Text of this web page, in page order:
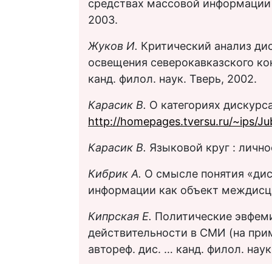
средствах массовой
2003.
Жуков И. Критический анализ
освещения северокавказского
канд. филол. наук. Тверь, 2002.
Карасик В. О категориях
http://homepages.tversu.ru/~ips/
Карасик В. Языковой круг :
Кибрик А. О смысле понятия
информации как объект
Кипрская Е. Политические
действительности в СМИ (на
автореф. дис. … канд. филол.